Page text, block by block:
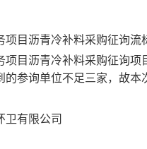
项目沥青冷补料采购征询流
项目沥青冷补料采购征询
的参询单位不足三家，故本
卫有限公司